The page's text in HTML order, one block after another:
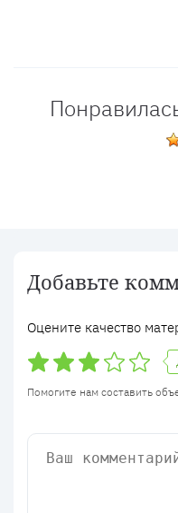
Добавьте
Оцените качество
Помогите нам составить